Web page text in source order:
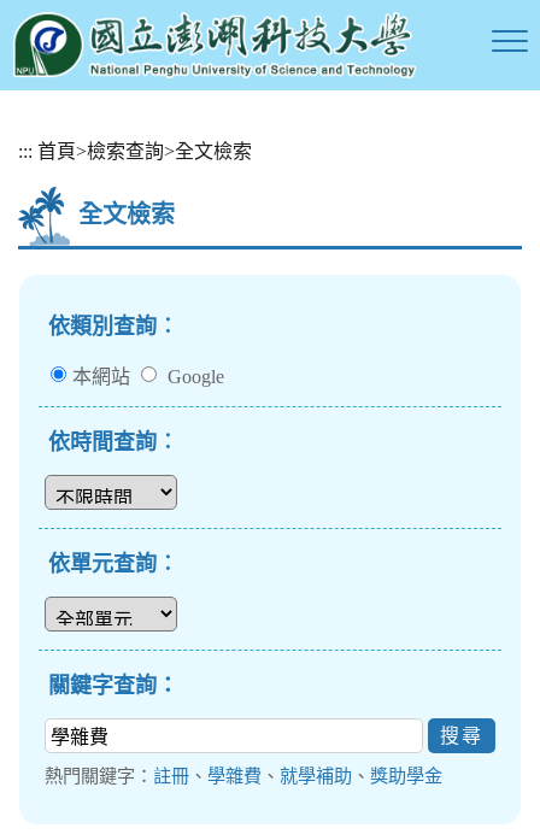
::: 首頁>檢索查詢>全文檢索
全文檢索
依類別查詢︰
本網站 Google
依時間查詢︰
依單元查詢︰
關鍵字查詢：
熱門關鍵字： 註冊 、 學雜費 、 就學補助 、 獎助學金